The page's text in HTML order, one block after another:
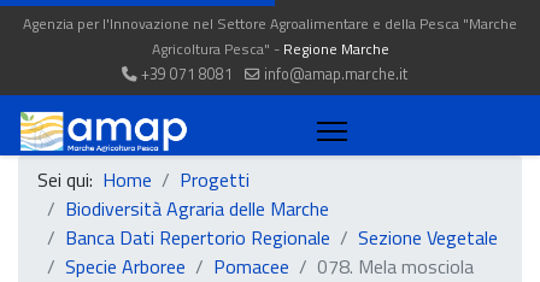
Agenzia per l'Innovazione nel Settore Agroalimentare e della Pesca "Marche
Agricoltura Pesca" - Regione Marche
+39 071 8081
info@amap.marche.it
Sei qui: Home
Progetti
Biodiversità Agraria delle Marche
Banca Dati Repertorio Regionale
Sezione Vegetale
Specie Arboree
Pomacee 078. Mela mosciola